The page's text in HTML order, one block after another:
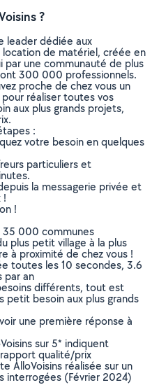
?
leader dédiée aux
de matériel, créée en
par une communauté de plus
300 000 professionnels.
proche de chez vous un
réaliser toutes vos
aux plus grands projets,
:
votre besoin en quelques
particuliers et
la messagerie privée et
!
!
35 000 communes
plus petit village à la plus
à proximité de chez vous !
toutes les 10 secondes, 3.6
par an
différents, tout est
petit besoin aux plus grands
une première réponse à
sur 5* indiquent
rapport qualité/prix
AlloVoisins réalisée sur un
interrogées (Février 2024)